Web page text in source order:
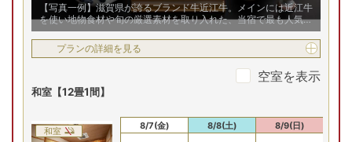
【写真一例】滋賀県が誇るブランド牛近江牛。メインには近江牛
を使い地物食材や旬の厳選素材を取り入れた、当宿で最も人気の
高い特選料理【お市の舞】
プランの詳細を見る
空室を表示
和室【12畳1間】
和室
8/6(木) 8/7(金) 8/8(土) 8/9(日)